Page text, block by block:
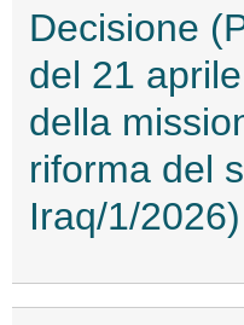
Decisione
del 21
della
riforma del
Iraq/1/